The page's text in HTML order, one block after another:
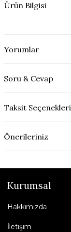
Ürün Bilgisi
Yorumlar
Soru & Cevap
Taksit Seçenekleri
Önerileriniz
Kurumsal
Hakkımızda
İletişim